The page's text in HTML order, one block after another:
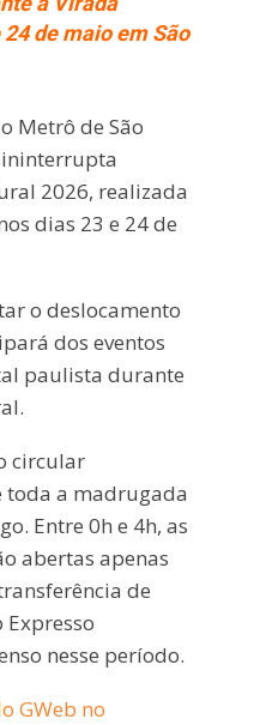
de maio em São
Metrô de São
2026, realizada
dias 23 e 24 de
o deslocamento
dos eventos
paulista durante
circular
a madrugada
Entre 0h e 4h, as
abertas apenas
de
Expresso
nesse período.
GWeb no